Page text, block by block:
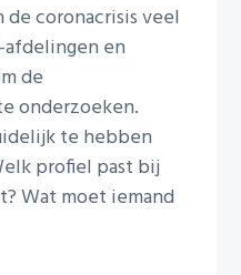
coronacrisis veel
afdelingen en
de
onderzoeken.
te hebben
profiel past bij
Wat moet iemand